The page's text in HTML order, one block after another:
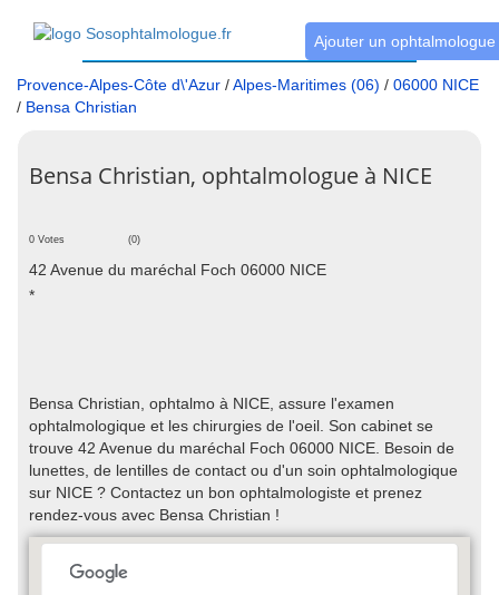
Ajouter un ophtalmologue
Provence-Alpes-Côte d\'Azur /Alpes-Maritimes (06) / 06000 NICE
/ Bensa Christian
Bensa Christian, ophtalmologue à NICE
0 Votes (0)
42 Avenue du maréchal Foch 06000 NICE
*
Bensa Christian, ophtalmo à NICE, assure l'examen
ophtalmologique et les chirurgies de l'oeil. Son cabinet se
trouve 42 Avenue du maréchal Foch 06000 NICE. Besoin de
lunettes, de lentilles de contact ou d'un soin ophtalmologique
sur NICE ? Contactez un bon ophtalmologiste et prenez
rendez-vous avec Bensa Christian !